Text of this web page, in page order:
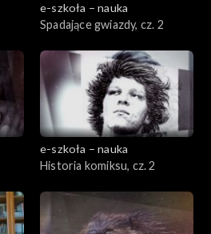
e-szkoła – nauka
Spadające gwiazdy, cz. 2
e-szkoła – nauka
Historia komiksu, cz. 2